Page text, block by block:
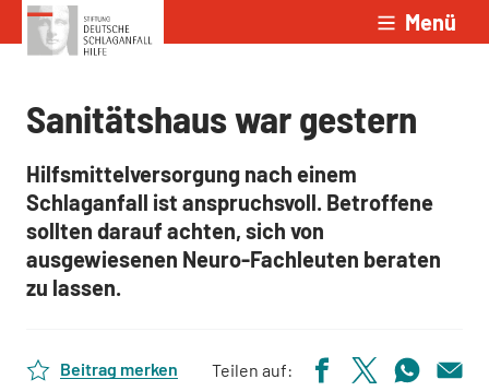
Zum Inhalt springen Menü
Sanitätshaus war gestern
Hilfsmittelversorgung nach einem
Schlaganfall ist anspruchsvoll. Betroffene
sollten darauf achten, sich von
ausgewiesenen Neuro-Fachleuten beraten
zu lassen.
Beitrag merken Teilen auf: